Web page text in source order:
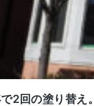
2回の塗り替え